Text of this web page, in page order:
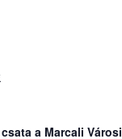
a Marcali Városi